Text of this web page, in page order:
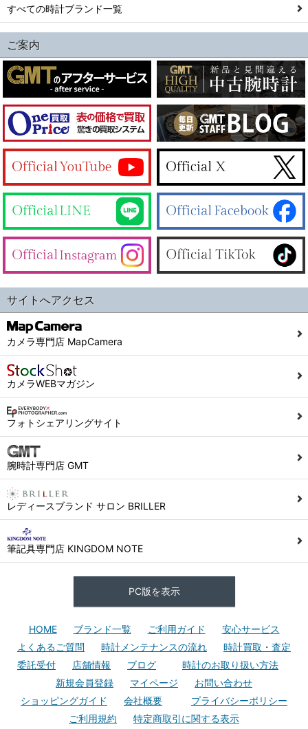
すべての時計ブランド一覧
ご案内
サイトへアクセス
カメラ専門店 MapCamera
カメラWEBマガジン
フォトシェアリングサイト
腕時計専門店 GMT
レディースブランド サロン BRILLER
筆記具専門店 KINGDOM NOTE
PC版を表示
HOME ブランド一覧 ご利用ガイド
安心サービス
よくあるご質問
時計メンテナンスの流れ
時計買取・査定
委託受付
店舗情報 ブログ
時計のお取り扱い方法
新規会員登録
マイページ
お問い合わせ
ショッピングガイド
会社概要
プライバシーポリシー
ご利用規約
特定商取引に関する表示